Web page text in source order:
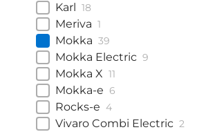
Karl 18
Meriva 1
Mokka 39
Mokka Electric 9
Mokka X 11
Mokka-e 6
Rocks-e 4
Vivaro Combi Electric 2